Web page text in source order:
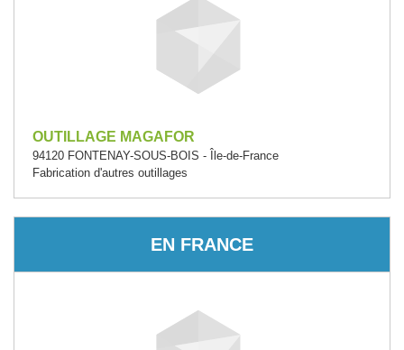
OUTILLAGE MAGAFOR
94120 FONTENAY-SOUS-BOIS - Île-de-France
Fabrication d'autres outillages
EN FRANCE